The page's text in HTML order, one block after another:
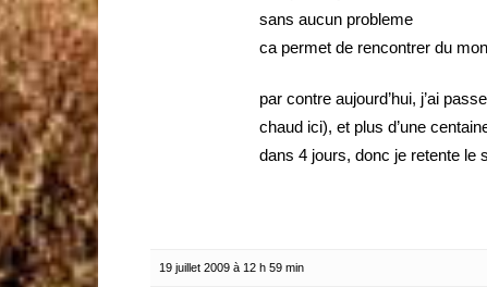
sans aucun probleme
ca permet de rencontrer du
par contre aujourd’hui, j’ai
chaud ici), et plus d’une
dans 4 jours, donc je retente le
19 juillet 2009 à 12 h 59 min